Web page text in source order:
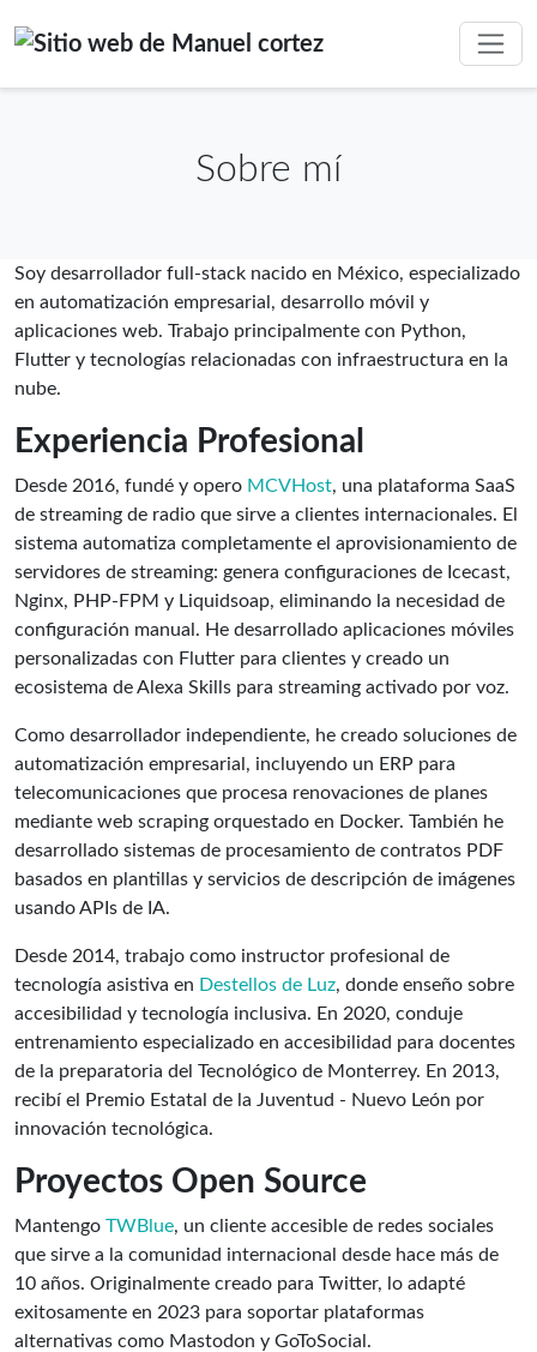
Sobre mí
Soy desarrollador full-stack nacido en México, especializado
en automatización empresarial, desarrollo móvil y
aplicaciones web. Trabajo principalmente con Python,
Flutter y tecnologías relacionadas con infraestructura en la
nube.
Experiencia Profesional
Desde 2016, fundé y opero MCVHost, una plataforma SaaS
de streaming de radio que sirve a clientes internacionales. El
sistema automatiza completamente el aprovisionamiento de
servidores de streaming: genera configuraciones de Icecast,
Nginx, PHP-FPM y Liquidsoap, eliminando la necesidad de
configuración manual. He desarrollado aplicaciones móviles
personalizadas con Flutter para clientes y creado un
ecosistema de Alexa Skills para streaming activado por voz.
Como desarrollador independiente, he creado soluciones de
automatización empresarial, incluyendo un ERP para
telecomunicaciones que procesa renovaciones de planes
mediante web scraping orquestado en Docker. También he
desarrollado sistemas de procesamiento de contratos PDF
basados en plantillas y servicios de descripción de imágenes
usando APIs de IA.
Desde 2014, trabajo como instructor profesional de
tecnología asistiva en Destellos de Luz, donde enseño sobre
accesibilidad y tecnología inclusiva. En 2020, conduje
entrenamiento especializado en accesibilidad para docentes
de la preparatoria del Tecnológico de Monterrey. En 2013,
recibí el Premio Estatal de la Juventud - Nuevo León por
innovación tecnológica.
Proyectos Open Source
Mantengo TWBlue, un cliente accesible de redes sociales
que sirve a la comunidad internacional desde hace más de
10 años. Originalmente creado para Twitter, lo adapté
exitosamente en 2023 para soportar plataformas
alternativas como Mastodon y GoToSocial.